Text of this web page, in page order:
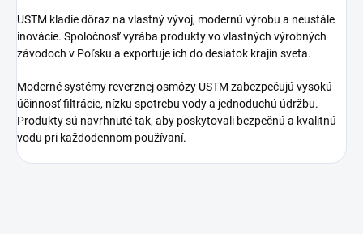
USTM kladie dôraz na vlastný vývoj, modernú výrobu a neustále
inovácie. Spoločnosť vyrába produkty vo vlastných výrobných
závodoch v Poľsku a exportuje ich do desiatok krajín sveta.
Moderné systémy reverznej osmózy USTM zabezpečujú vysokú
účinnosť filtrácie, nízku spotrebu vody a jednoduchú údržbu.
Produkty sú navrhnuté tak, aby poskytovali bezpečnú a kvalitnú
vodu pri každodennom používaní.